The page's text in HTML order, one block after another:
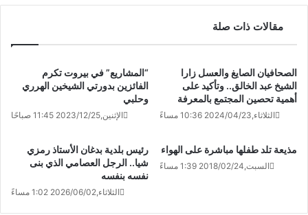
مقالات ذات صلة
“المشاريع” في بيروت تكرم
الفائزين بدورتي الشيخين الهرري
وحلبي
الإثنين,2023/12/25 11:45 صباحًا
الصحافيان الصايغ والعسل زارا
الشيخ عبد الخالق.. وتأكيد على
أهمية تحصين المجتمع بالمعرفة
الثلاثاء,2024/04/23 10:36 مساءً
رئيس بلدية بدغان الأستاذ رمزي
شيا.. الرجل العصامي الذي بنى
نفسه بنفسه
الثلاثاء,2026/06/02 1:02 مساءً
مذيعة تلد طفلها مباشرة على الهواء
السبت,2018/02/24 1:39 مساءً